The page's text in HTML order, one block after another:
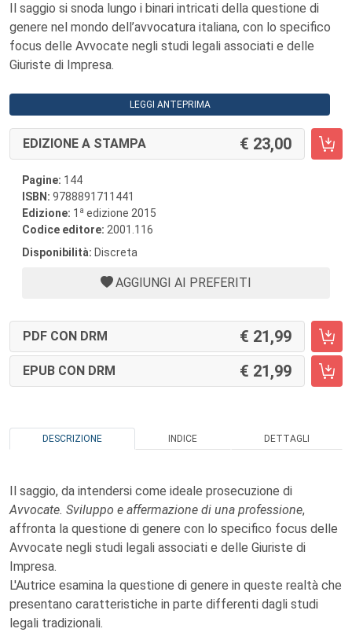
Il saggio si snoda lungo i binari intricati della questione di
genere nel mondo dell’avvocatura italiana, con lo specifico
focus delle Avvocate negli studi legali associati e delle
Giuriste di Impresa.
LEGGI ANTEPRIMA
EDIZIONE A STAMPA 23,00
Pagine: 144
ISBN: 9788891711441
Edizione: 1 a edizione 2015
Codice editore: 2001.116
Disponibilità: Discreta
AGGIUNGI AI PREFERITI
PDF CON DRM 21,99
EPUB CON DRM 21,99
DESCRIZIONE INDICE DETTAGLI
Il saggio, da intendersi come ideale prosecuzione di
Avvocate. Sviluppo e affermazione di una professione,
affronta la questione di genere con lo specifico focus delle
Avvocate negli studi legali associati e delle Giuriste di
Impresa.
L'Autrice esamina la questione di genere in queste realtà che
presentano caratteristiche in parte differenti dagli studi
legali tradizionali.